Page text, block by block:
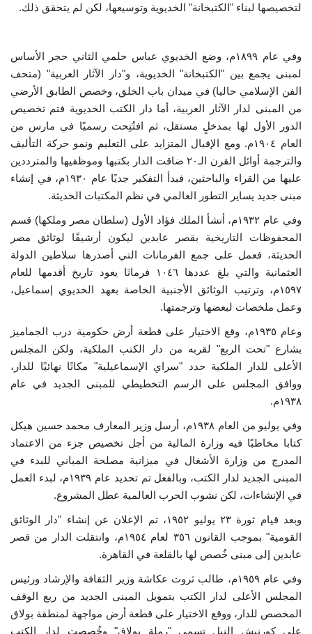
لتخصيصها لبناء "الكتبخانة" الخديوية وتوسيعها، لكن لم يتحقق ذلك.
وفي عام ١٨٩٩م، وضع الخديوي عباس حلمي الثاني حجر الأساس
لمبنى يجمع بين "الكتبخانة" الخديوية، و"دار الآثار العربية" (متحف
الفن الإسلامي حاليا) في ميدان باب الخلق، وخصص الطابق الأرضي
من المبنى لدار الآثار العربية، أما دار الكتب الخديوية فتم تخصيص
الدور الأول لها بمدخلٍ مستقل، ثم افتُتِحت رسميًا في مارس من
العام ١٩٠٤م. ومع الإقبال المتزايد على التعليم ونمو حركة التأليف
والترجمة أوائل القرن الـ٢٠ ضاقت الدار بكتبها وموظفيها والمترددين
عليها من القراء والباحثين، فبدأ التفكير جديًا عام ١٩٣٠م، في إنشاء
مبنى جديد يساير التطور العالمي في نظم المكتبات الحديثة.
وفي عام ١٩٣٢م، أنشأ الملك فؤاد الأول (سلطان مصر وملكها) قسم
المحفوظات التاريخية بقصر عابدين ليكون أرشيفًا لوثائق مصر
الحديثة، فعمل على جمع الفرمانات التي أصدرها سلاطين الدولة
العثمانية والتي بلغ عددها ١٠٤٦ فرمانَا يعود تاريخ أقدمها للعام
١٥٩٧م، وترتيب الوثائق الأجنبية الخاصة بعهد الخديوي إسماعيل،
وعمل ملخصات لبعضها وترجمتها.
وعام ١٩٣٥م، وقع الاختيار على قطعة أرض حكومية درب الجماميز
بشارع "تحت الربع" لقربه من دار الكتب الملكية، ولكن المجلس
الأعلى للدار الملكية حدد "سراي الإسماعيلية" مكانًا نهائيًا للدار،
ووافق المجلس على الرسم التخطيطي للمبنى الجديد في عام
١٩٣٨م.
وفي يوليو من العام ١٩٣٨م، أرسل وزير المعارف محمد حسين هيكل
كتابا مخاطبًا فيه وزارة المالية من أجل تخصيص جزء من الاعتماد
المدرج من وزارة الأشغال في ميزانية مصلحة المباني للبدء في
المبنى الجديد لدار الكتب، وبالفعل تم تحديد عام ١٩٣٩م، لبدء العمل
في الإنشاءات، لكن نشوب الحرب العالمية عطل المشروع.
وبعد قيام ثورة ٢٣ يوليو ١٩٥٢، تم الإعلان عن إنشاء "دار الوثائق
القومية" بموجب القانون ٣٥٦ لعام ١٩٥٤م، وانتقلت الدار من قصر
عابدين إلى مبنى خُصص لها بالقلعة في القاهرة.
وفي عام ١٩٥٩م، طالب ثروت عكاشة وزير الثقافة والإرشاد ورئيس
المجلس الأعلى لدار الكتب بتمويل المبنى الجديد من ربع الوقف
المخصص للدار، ووقع الاختيار على قطعة أرض مواجهة لمنطقة بولاق
على كورنيش النيل تسمى "رملة بولاق" وخُصصت لدار الكتب